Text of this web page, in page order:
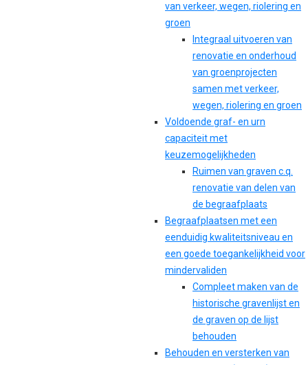
van verkeer, wegen, riolering en
groen
Integraal uitvoeren van
renovatie en onderhoud
van groenprojecten
samen met verkeer,
wegen, riolering en groen
Voldoende graf- en urn
capaciteit met
keuzemogelijkheden
Ruimen van graven c.q.
renovatie van delen van
de begraafplaats
Begraafplaatsen met een
eenduidig kwaliteitsniveau en
een goede toegankelijkheid voor
mindervaliden
Compleet maken van de
historische gravenlijst en
de graven op de lijst
behouden
Behouden en versterken van